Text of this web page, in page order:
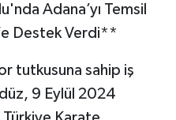
Adana’yı Temsil
Destek Verdi**
tutkusuna sahip iş
9 Eylül 2024